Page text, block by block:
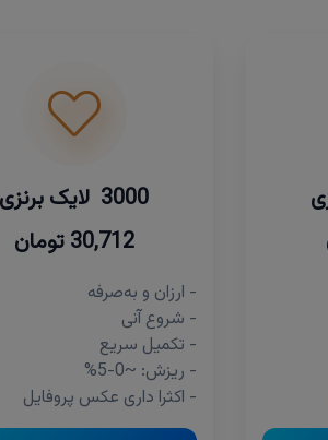
3000 لایک برنزی
30,712 تومان
- ارزان و به‌صرفه
- شروع آنی
- تکمیل سریع
- ریزش: ~0-5%
- اکثرا داری عکس پروفایل